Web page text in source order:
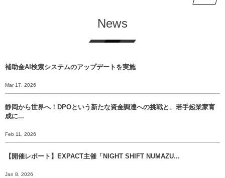
News
補助金AI検索システムのアップデートを実施
Mar 17, 2026
静岡から世界へ！DPOという新たな資金調達への挑戦と、若手起業家育
成に...
Feb 11, 2026
【開催レポート】EXPACT主催「NIGHT SHIFT NUMAZU...
Jan 8, 2026